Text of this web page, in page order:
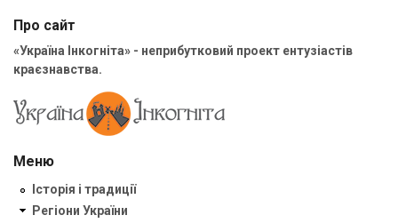
Про сайт
«Україна Інкогніта» - неприбутковий проект ентузіастів
краєзнавства.
Меню
Історія і традиції
Регіони України